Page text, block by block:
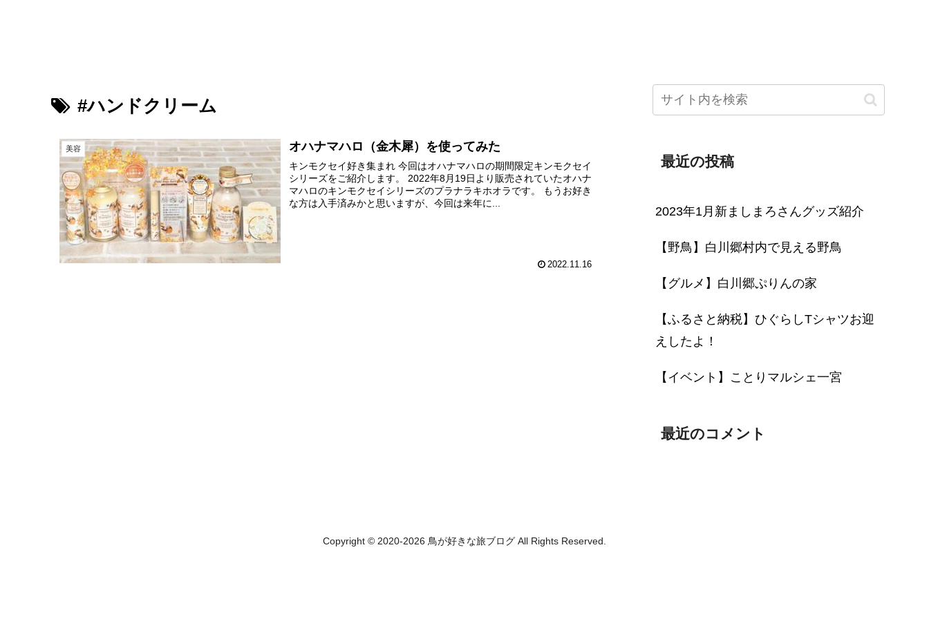
#ハンドクリーム
美容 オハナマハロ（金木犀）を使ってみた
キンモクセイ好き集まれ 今回はオハナマハロの期間限定キンモクセイ
シリーズをご紹介します。 2022年8月19日より販売されていたオハナ
マハロのキンモクセイシリーズのプラナラキホオラです。 もうお好き
な方は入手済みかと思いますが、今回は来年に...
2022.11.16
最近の投稿
2023年1月新ましまろさんグッズ紹介
【野鳥】白川郷村内で見える野鳥
【グルメ】白川郷ぷりんの家
【ふるさと納税】ひぐらしTシャツお迎
えしたよ！
【イベント】ことりマルシェ一宮
最近のコメント
Copyright © 2020-2026 鳥が好きな旅ブログ All Rights Reserved.